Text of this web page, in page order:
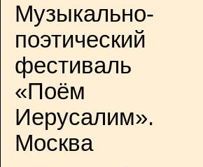
Музыкально-
поэтический
фестиваль
«Поём
Иерусалим».
Москва